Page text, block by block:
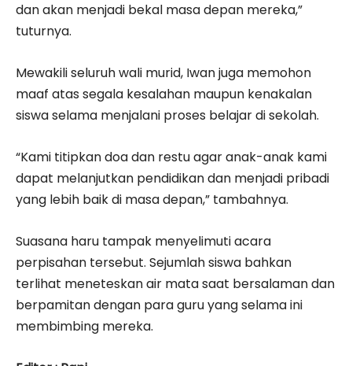
dan akan menjadi bekal masa depan mereka,”
tuturnya.
Mewakili seluruh wali murid, Iwan juga memohon
maaf atas segala kesalahan maupun kenakalan
siswa selama menjalani proses belajar di sekolah.
“Kami titipkan doa dan restu agar anak-anak kami
dapat melanjutkan pendidikan dan menjadi pribadi
yang lebih baik di masa depan,” tambahnya.
Suasana haru tampak menyelimuti acara
perpisahan tersebut. Sejumlah siswa bahkan
terlihat meneteskan air mata saat bersalaman dan
berpamitan dengan para guru yang selama ini
membimbing mereka.